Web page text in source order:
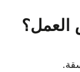
العمل؟